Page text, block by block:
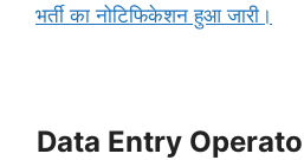
भर्ती का नोटिफिकेशन हुआ जारी।
Data Entry